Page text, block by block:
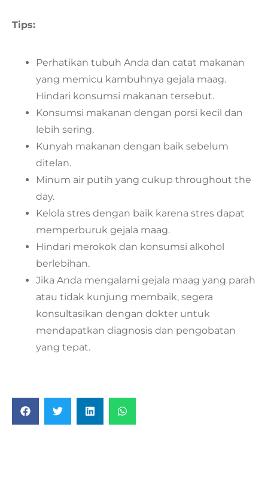
Tips:
Perhatikan tubuh Anda dan catat makanan
yang memicu kambuhnya gejala maag.
Hindari konsumsi makanan tersebut.
Konsumsi makanan dengan porsi kecil dan
lebih sering.
Kunyah makanan dengan baik sebelum
ditelan.
Minum air putih yang cukup throughout the
day.
Kelola stres dengan baik karena stres dapat
memperburuk gejala maag.
Hindari merokok dan konsumsi alkohol
berlebihan.
Jika Anda mengalami gejala maag yang parah
atau tidak kunjung membaik, segera
konsultasikan dengan dokter untuk
mendapatkan diagnosis dan pengobatan
yang tepat.